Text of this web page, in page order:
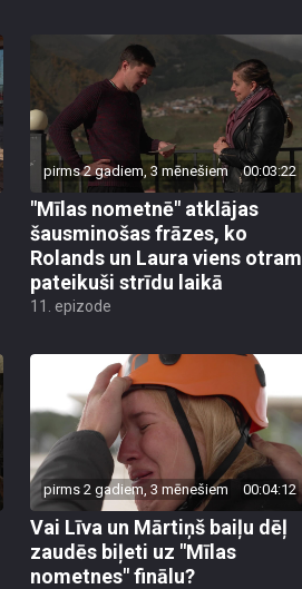
pirms 2 gadiem, 3 mēnešiem 00:03:22
"Mīlas nometnē" atklājas
šausminošas frāzes, ko
Rolands un Laura viens otram
pateikuši strīdu laikā
11. epizode
pirms 2 gadiem, 3 mēnešiem 00:04:12
Vai Līva un Mārtiņš baiļu dēļ
zaudēs biļeti uz "Mīlas
nometnes" finālu?